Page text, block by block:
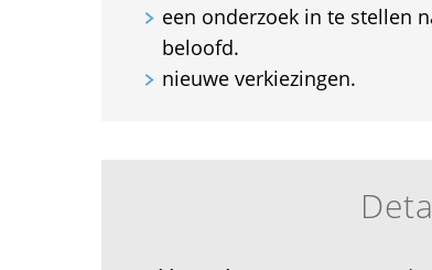
een onderzoek in te stellen
beloofd.
nieuwe verkiezingen.